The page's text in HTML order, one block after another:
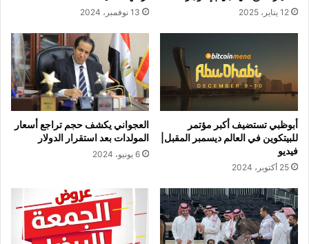
12 يناير، 2025 13 نوفمبر، 2024
أبوظبي تستضيف أكبر مؤتمر
للبيتكوين في العالم ديسمبر المقبل|
فيديو
25 أكتوبر، 2024
العجواني يكشف حجم تراجع أسعار
المولدات بعد استقرار الدولار
6 يونيو، 2024